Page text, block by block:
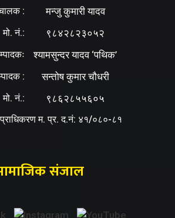
: मन्जु कुमारी यादव
मो. नं.: ९८४२८२३०५२
श्यामसुन्दर यादव ‘पथिक’
: सन्तोष कुमार चौधरी
मो. नं.: ९८६२८५५६०५
म. प्र. द.नं: ४१/०८०-८१
संजाल